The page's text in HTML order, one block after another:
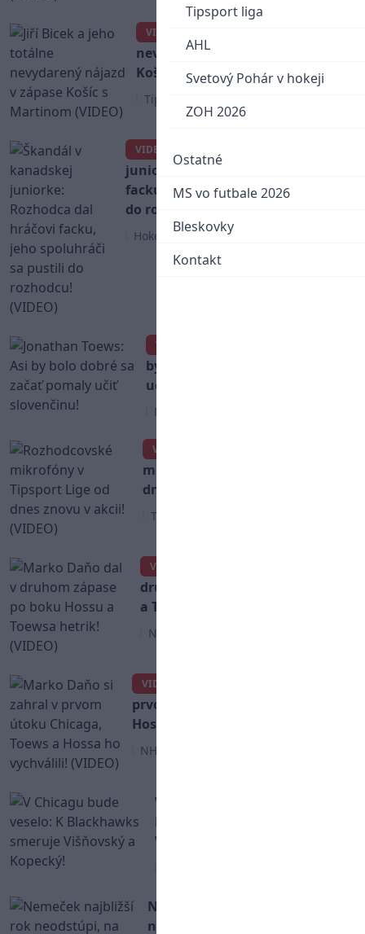
Tipsport liga
AHL
Svetový Pohár v hokeji
ZOH 2026
Ostatné
MS vo futbale 2026
Bleskovky
Kontakt
VIDEO
nevydarený nájazd v zápase
Košíc s Martinom (VIDEO)
Tipsport liga
VIDEO
Škandál v kanadskej
juniorke: Rozhodca dal hráčovi
facku, jeho spoluhráči sa pustili
do rozhodcu! (VIDEO)
Hokej
VIDEO
by bolo dobré sa začať pomaly
učiť slovenčinu!
NHL
VIDEO
mikrofóny v Tipsport Lige od
dnes znovu v akcii! (VIDEO)
Tipsport liga
VIDEO
druhom zápase po boku Hossu
a Toewsa hetrik! (VIDEO)
NHL
VIDEO
prvom útoku Chicaga, Toews a
Hossa ho vychválili! (VIDEO)
NHL
V Chicagu bude veselo: K
Blackhawks smeruje
Višňovský a Kopecký!
Nemeček najbližší rok
neodstúpi, na MS 2016 zrejme